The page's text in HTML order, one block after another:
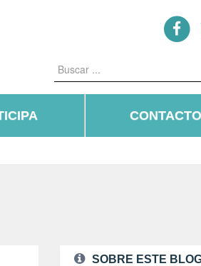
CONTACTO
SOBRE ESTE